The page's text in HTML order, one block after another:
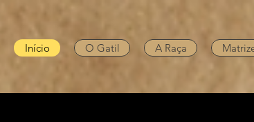
Início O Gatil A Raça